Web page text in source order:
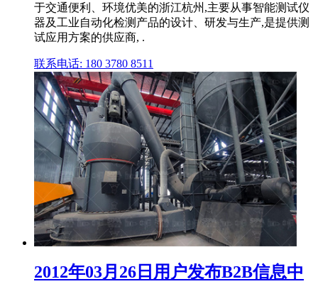
于交通便利、环境优美的浙江杭州,主要从事智能测试仪
器及工业自动化检测产品的设计、研发与生产,是提供测
试应用方案的供应商, .
联系电话: 180 3780 8511
2012年03月26日用户发布B2B信息中